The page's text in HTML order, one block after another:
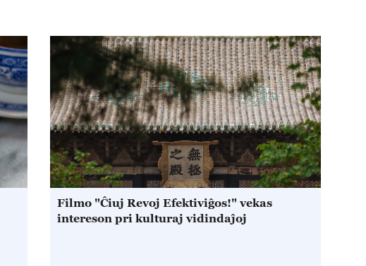
Filmo "Ĉiuj Revoj Efektiviĝos!" vekas
intereson pri kulturaj vidindaĵoj